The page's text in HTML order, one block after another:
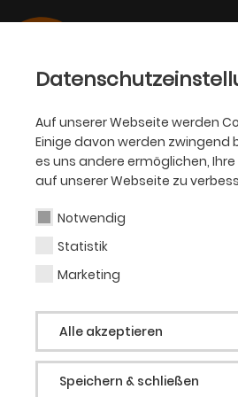
Auf unserer Webseite werden
Einige davon werden zwingend
es uns andere ermöglichen,
auf unserer Webseite zu
Notwendig
Statistik
Marketing
Alle akzeptieren
Speichern & schließen
OPER
Elnaz Seyedi
Composer in
Elnaz Seyedi wurde 1982
geboren. 2000–2005
Informatik an der
Universität. In dieser Zeit